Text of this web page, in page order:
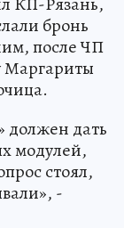
бронь
после ЧП
Маргариты
должен дать
модулей,
стоял,
-